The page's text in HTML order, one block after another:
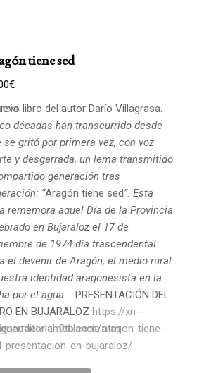
tiene sed
€
libro del autor Darío Villagrasa.
décadas han transcurrido desde
se gritó por primera vez, con voz
y desgarrada, un lema transmitido
generación tras
“Aragón tiene sed”. Esta
rememora aquel Día de la Provincia
en Bujaraloz el 17 de
de 1974 día trascendental
el devenir de Aragón, el medio rural
identidad aragonesista en la
por el agua.
PRESENTACIÓN DEL
EN BUJARALOZ https://xn--
9tb.com/aragon-tiene-
presentacion-en-bujaraloz/